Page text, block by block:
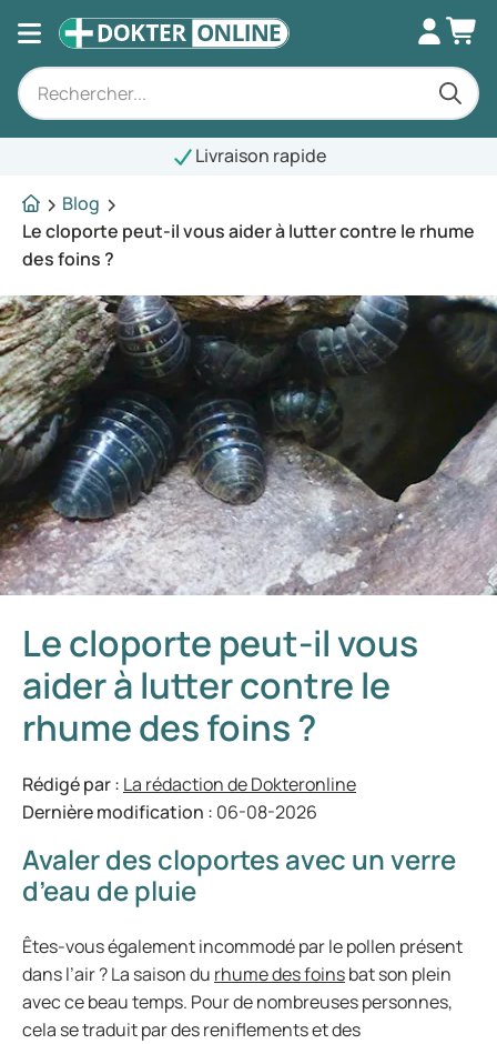
Livraison rapide
Blog
Le cloporte peut-il vous aider à lutter contre le rhume
des foins ?
Le cloporte peut-il vous
aider à lutter contre le
rhume des foins ?
Rédigé par : La rédaction de Dokteronline
Dernière modification : 06-08-2026
Avaler des cloportes avec un verre
d’eau de pluie
Êtes-vous également incommodé par le pollen présent
dans l’air ? La saison du rhume des foinsbat son plein
avec ce beau temps. Pour de nombreuses personnes,
cela se traduit par des reniflements et des